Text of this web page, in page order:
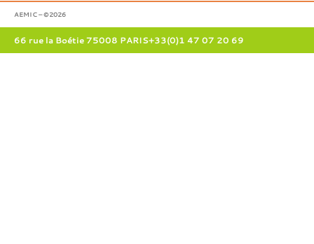
AEMIC – ©2026
66 rue la Boétie 75008 PARIS+33(0)1 47 07 20 69